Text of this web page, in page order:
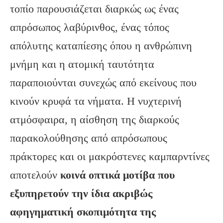
τοπίο παρουσιάζεται διαρκώς ως ένας
απρόσωπος λαβύρινθος, ένας τόπος
απόλυτης καταπίεσης όπου η ανθρώπινη
μνήμη και η ατομική ταυτότητα
παραποιούνται συνεχώς από εκείνους που
κινούν κρυφά τα νήματα. Η νυχτερινή
ατμόσφαιρα, η αίσθηση της διαρκούς
παρακολούθησης από απρόσωπους
πράκτορες και οι μακρόστενες καμπαρντίνες
αποτελούν κοινά οπτικά μοτίβα που
εξυπηρετούν την ίδια ακριβώς
αφηγηματική σκοπιμότητα της